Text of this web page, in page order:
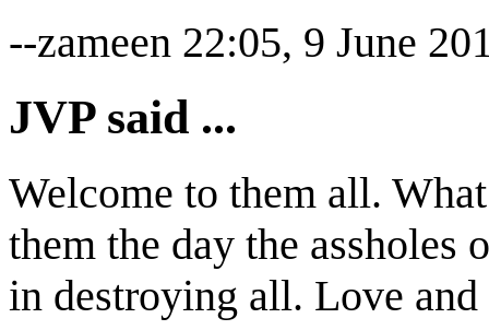
--zameen 22:05, 9 June
JVP said ...
Welcome to them all.
them the day the assholes
in destroying all. Love and